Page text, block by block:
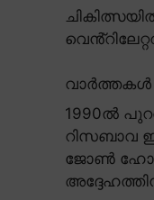
1990ൽ
റിസബാവ
ജോൺ